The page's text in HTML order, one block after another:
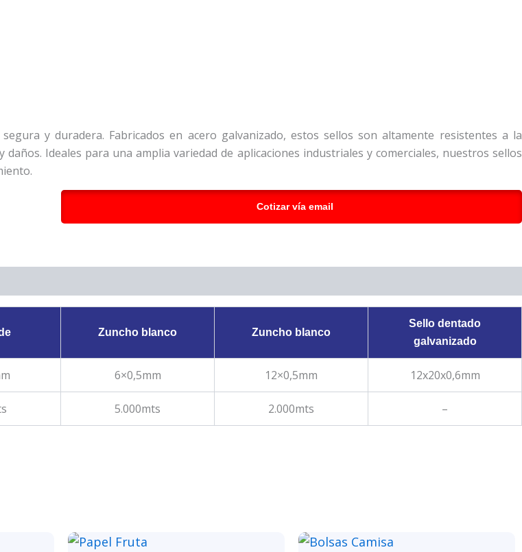
y duradera. Fabricados en acero galvanizado, estos sellos son altamente resistentes a la
Ideales para una amplia variedad de aplicaciones industriales y comerciales, nuestros sellos
Cotizar vía email
Zuncho blanco Zuncho blanco
Sello dentado
galvanizado
6×0,5mm 12×0,5mm 12x20x0,6mm
5.000mts 2.000mts –